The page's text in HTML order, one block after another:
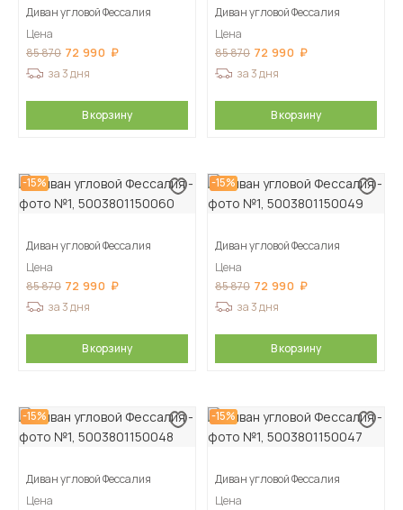
Диван угловой Фессалия
Цена
85 870 72 990
за 3 дня
В корзину
Диван угловой Фессалия
Цена
85 870 72 990
за 3 дня
В корзину
-15%
Диван угловой Фессалия
Цена
85 870 72 990
за 3 дня
В корзину
-15%
Диван угловой Фессалия
Цена
85 870 72 990
за 3 дня
В корзину
-15%
Диван угловой Фессалия
Цена
-15%
Диван угловой Фессалия
Цена